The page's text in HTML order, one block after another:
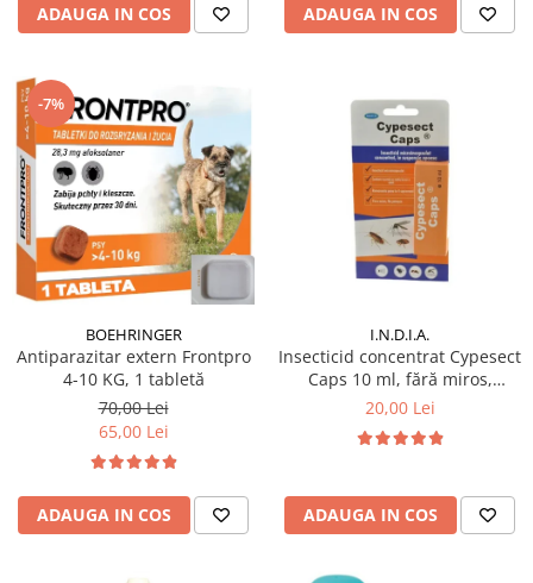
ADAUGA IN COS ADAUGA IN COS
-7%
BOEHRINGER
Antiparazitar extern Frontpro
4-10 KG, 1 tabletă
70,00 Lei
65,00 Lei
ADAUGA IN COS
I.N.D.I.A.
Insecticid concentrat Cypesect
Caps 10 ml, fără miros,
eficient contra gândacilor,
20,00 Lei
ADAUGA IN COS